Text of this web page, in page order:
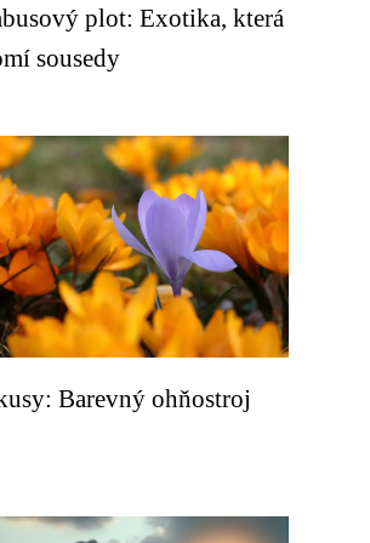
plot: Exotika, která
sousedy
Barevný ohňostroj